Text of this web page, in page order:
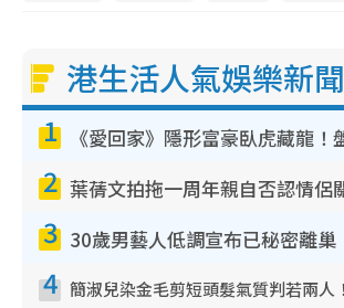
港生活人氣娛樂新聞
1
2
3
4